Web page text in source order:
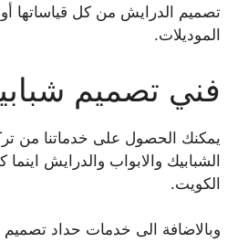
تصميم الدرايش من كل قياساتها
الموديلات.
فني تصميم
يمكنك الحصول على خدماتنا من
الشبابيك والابواب والدرايش
الكويت.
وبالاضافة الى خدمات حداد تصميم